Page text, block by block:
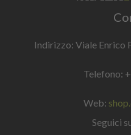
Indirizzo: Viale Enrico
Telefono:
Web:
Seguici